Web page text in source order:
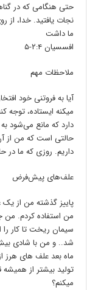
حتی هنگامی که در
نجات یافتید. خدا،
ما داشت
افسسیان ۲:۴-۵
ملاحظات مهم
ﺁیا به فروتنی خود
دارد که مانع می‌شود
حالتی است که من از
داریم. روزی که ما
علف‌های پیش‌فرض
پاییز گذشته من از
من استفاده کردم.
سیمان ریخت تا کار را
شد.. و من با شادی
ماه بعد علف های هرز
تولید بیشتر از
ميکنم؟